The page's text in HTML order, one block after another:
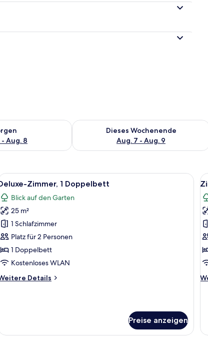
7.
Aug. 8
für morgen, Aug. 7 - Aug. 8.
Dieses Wochenende
Aug. 7 - Aug. 9
Überprüfe die Verfügbarkeit für
großen Bett, einer Zierdeovase und einem Sessel.
für
Deluxe-
Zimmer,
1
Doppelbett
anzeigen
Ein modernes Schlafzimmer mit
11 Zimmer, 1 Doppelbett
Blick auf den Garten
25 m²
1 Schlafzimmer
Platz für 2 Personen
1 Doppelbett
Kostenloses WLAN
Details
Preise anzeigen